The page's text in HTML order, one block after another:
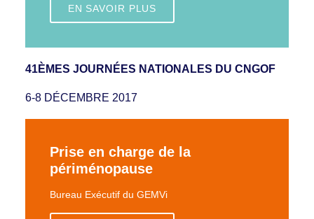
EN SAVOIR PLUS
41ÈMES JOURNÉES NATIONALES DU CNGOF
6-8 DÉCEMBRE 2017
Prise en charge de la
périménopause
Bureau Exécutif du GEMVi